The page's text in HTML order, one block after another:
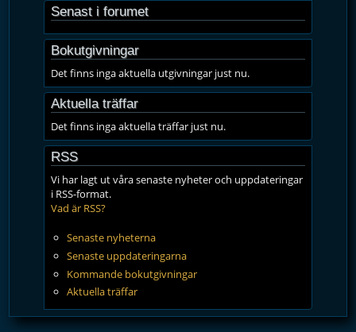
Senast i forumet
Bokutgivningar
Det finns inga aktuella utgivningar just nu.
Aktuella träffar
Det finns inga aktuella träffar just nu.
RSS
Vi har lagt ut våra senaste nyheter och uppdateringar
i RSS-format.
Vad är RSS?
Senaste nyheterna
Senaste uppdateringarna
Kommande bokutgivningar
Aktuella träffar